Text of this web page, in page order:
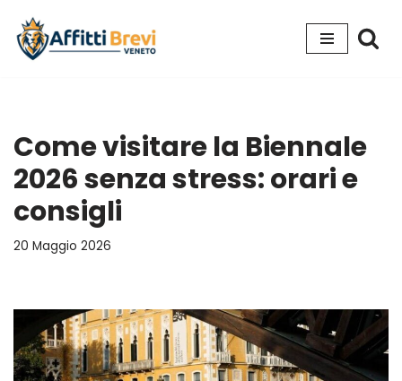
Vai
Come visitare la Biennale
2026 senza stress: orari e
consigli
20 Maggio 2026